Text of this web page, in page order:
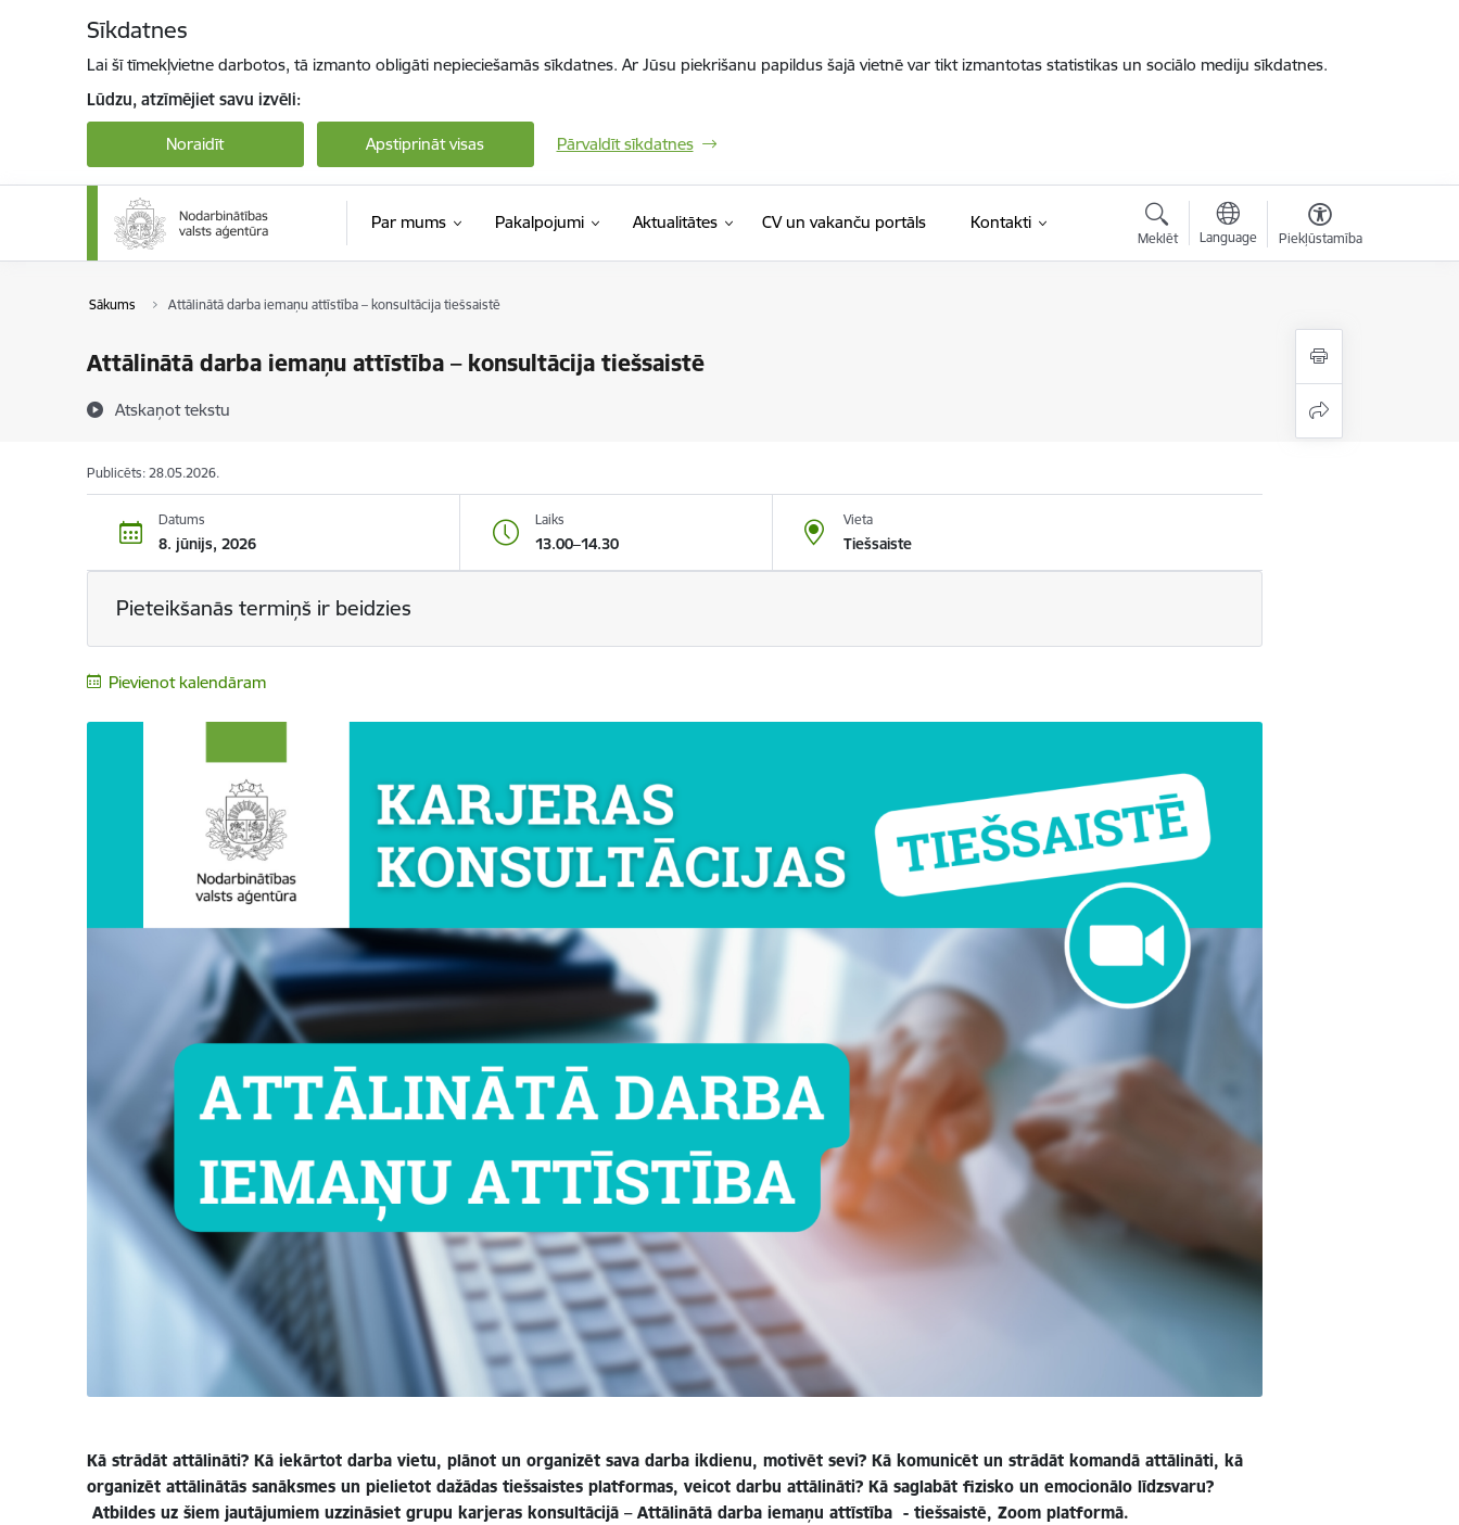
Sīkdatnes
Lai šī tīmekļvietne darbotos, tā izmanto obligāti nepieciešamās sīkdatnes. Ar Jūsu piekrišanu papildus šajā vietnē var tikt izmantotas statistikas un sociālo mediju sīkdatnes.
Lūdzu, atzīmējiet savu izvēli:
Noraidīt Apstiprināt visas Pārvaldīt sīkdatnes
Par mums Pakalpojumi Aktualitātes CV un vakanču portāls(Ārējā saite)
Kontakti
Meklēt Language Piekļūstamība
Sākums Attālinātā darba iemaņu attīstība – konsultācija tiešsaistē
Attālinātā darba iemaņu attīstība – konsultācija tiešsaistē
Atskaņot tekstu
Publicēts: 28.05.2026.
Datums
8. jūnijs, 2026
Laiks
13.00–14.30
Vieta
Tiešsaiste
Pieteikšanās termiņš ir beidzies
Pievienot kalendāram
Kā strādāt attālināti? Kā iekārtot darba vietu, plānot un organizēt sava darba ikdienu, motivēt sevi? Kā komunicēt un strādāt komandā attālināti, kā
organizēt attālinātās sanāksmes un pielietot dažādas tiešsaistes platformas, veicot darbu attālināti? Kā saglabāt fizisko un emocionālo līdzsvaru?
Atbildes uz šiem jautājumiem uzzināsiet grupu karjeras konsultācijā – Attālinātā darba iemaņu attīstība - tiešsaistē, Zoom platformā.